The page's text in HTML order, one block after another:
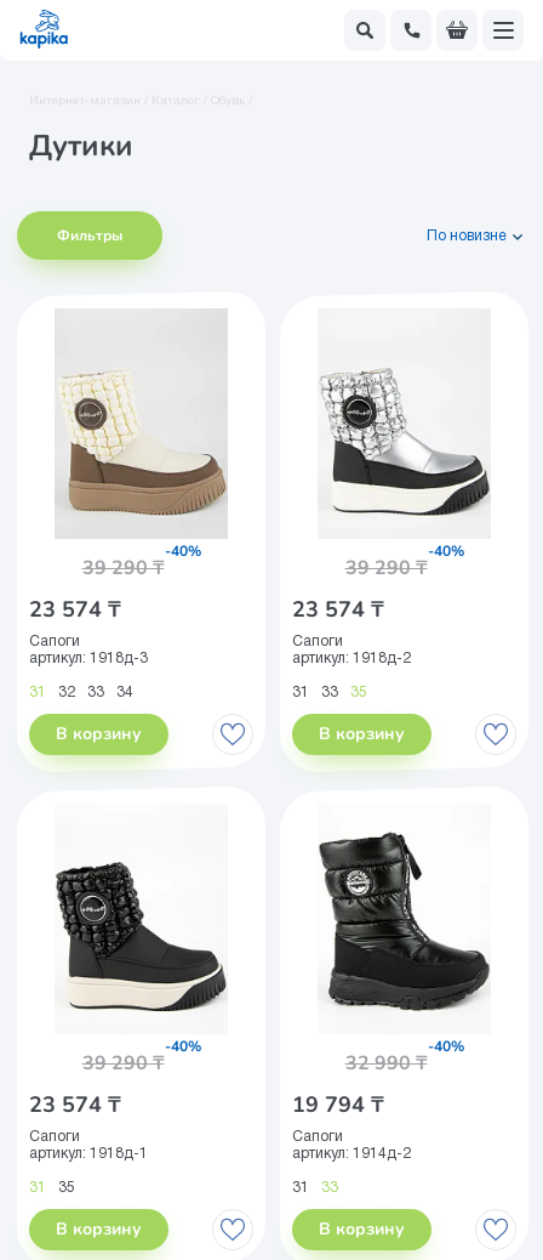
Интернет-магазин / Каталог / Обувь /
Дутики
Фильтры По новизне
23 574 ₸
39 290 ₸
-40%
Сапоги
артикул: 1918д-3
31 32 33 34
В корзину
23 574 ₸
39 290 ₸
-40%
Сапоги
артикул: 1918д-2
31 33 35
В корзину
23 574 ₸
39 290 ₸
-40%
Сапоги
артикул: 1918д-1
31 35
В корзину
19 794 ₸
32 990 ₸
-40%
Сапоги
артикул: 1914д-2
31 33
В корзину